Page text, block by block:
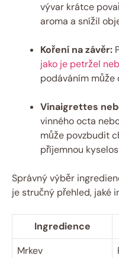
vývar krátce
aroma a snížil
Koření na závěr:
jako je petržel
podáváním
Vinaigrettes
vinného octa
může povzbudit
příjemnou
Správný výběr
je stručný přehled, jaké
Ingredience
Mrkev